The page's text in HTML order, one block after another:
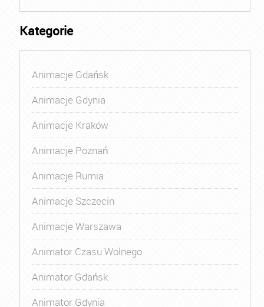
Kategorie
Animacje Gdańsk
Animacje Gdynia
Animacje Kraków
Animacje Poznań
Animacje Rumia
Animacje Szczecin
Animacje Warszawa
Animator Czasu Wolnego
Animator Gdańsk
Animator Gdynia